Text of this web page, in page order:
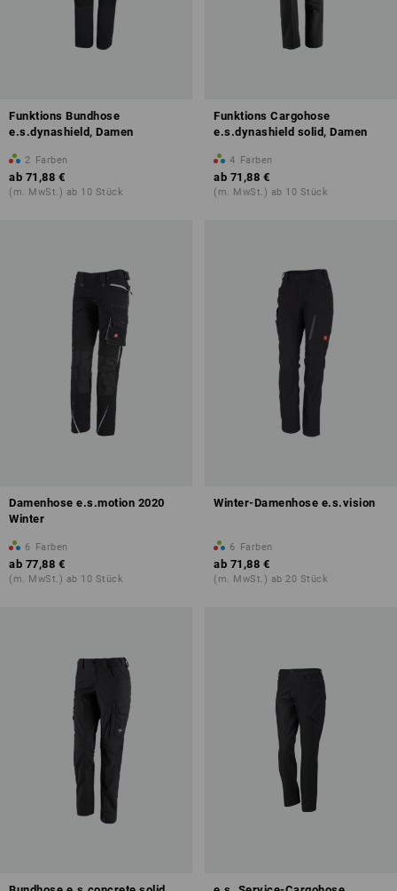
Funktions Bundhose
e.s.dynashield, Damen
2 Farben
ab 71,88 €
(m. MwSt.) ab 10 Stück
Funktions Cargohose
e.s.dynashield solid, Damen
4 Farben
ab 71,88 €
(m. MwSt.) ab 10 Stück
Damenhose e.s.motion 2020
Winter
6 Farben
ab 77,88 €
(m. MwSt.) ab 10 Stück
Winter-Damenhose e.s.vision
6 Farben
ab 71,88 €
(m. MwSt.) ab 20 Stück